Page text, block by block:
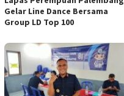
Gelar Line Dance Bersama
Group LD Top 100